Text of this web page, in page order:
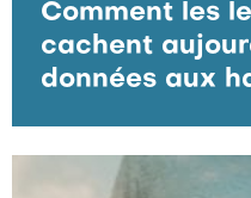
Comment les
cachent
données aux